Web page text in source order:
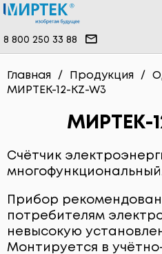
8 800 250 33 88
НОВОСТИ
НАМ ДОВЕРЯЮТ
ПРОДУКЦИЯ
ПРОГРАММНОЕ
ОДНОФАЗНЫЕ
СЧЁТЧИКИ ВОДЫ
СЧЁТЧИКИ ТЕПЛА
ДОКУМЕНТАЦИЯ
ПРОИЗВОДСТВО
ВОПРОСЫ И ОТВЕТЫ
КОНТАКТЫ
Главная Продукция
МИРТЕК-12-KZ-W3
МИРТЕК-
Счётчик
Прибор
потребителям
невысокую
Монтируется в